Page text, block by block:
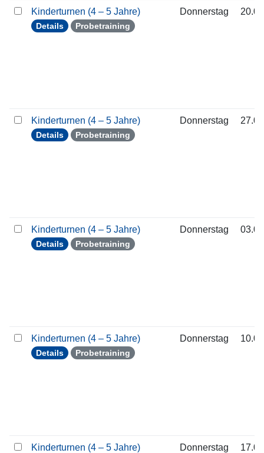
Kinderturnen (4 – 5 Jahre)
Details Probetraining
Donnerstag
Kinderturnen (4 – 5 Jahre)
Details Probetraining
Donnerstag
Kinderturnen (4 – 5 Jahre)
Details Probetraining
Donnerstag
Kinderturnen (4 – 5 Jahre)
Details Probetraining
Donnerstag
Kinderturnen (4 – 5 Jahre) Donnerstag